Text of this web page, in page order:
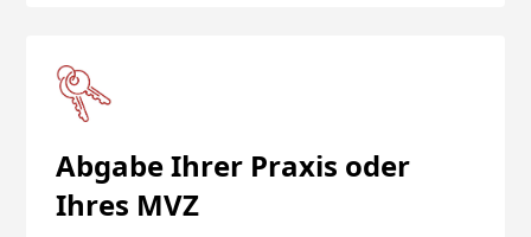
Abgabe Ihrer Praxis oder
Ihres MVZ